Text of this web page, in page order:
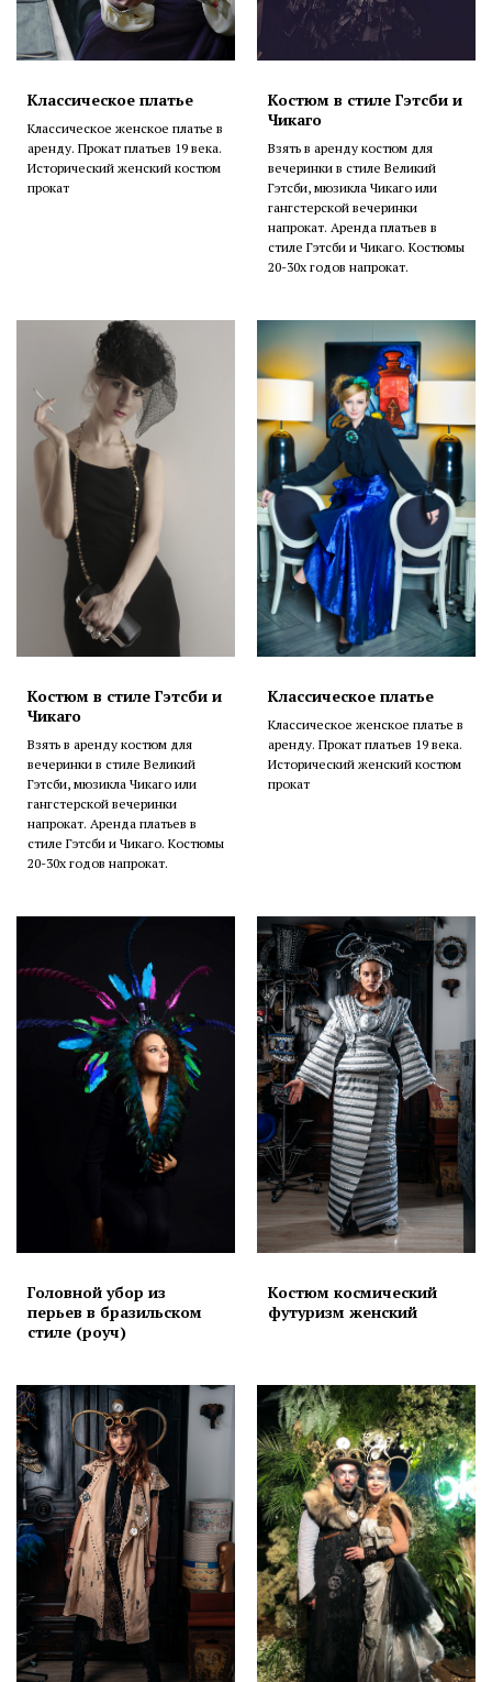
Классическое платье
Классическое женское платье в
аренду. Прокат платьев 19 века.
Исторический женский костюм
прокат
Костюм в стиле Гэтсби и
Чикаго
Взять в аренду костюм для
вечеринки в стиле Великий
Гэтсби, мюзикла Чикаго или
гангстерской вечеринки
напрокат. Аренда платьев в
стиле Гэтсби и Чикаго. Костюмы
20-30х годов напрокат.
Костюм в стиле Гэтсби и
Чикаго
Взять в аренду костюм для
вечеринки в стиле Великий
Гэтсби, мюзикла Чикаго или
гангстерской вечеринки
напрокат. Аренда платьев в
стиле Гэтсби и Чикаго. Костюмы
20-30х годов напрокат.
Классическое платье
Классическое женское платье в
аренду. Прокат платьев 19 века.
Исторический женский костюм
прокат
Головной убор из
перьев в бразильском
стиле (роуч)
Костюм космический
футуризм женский